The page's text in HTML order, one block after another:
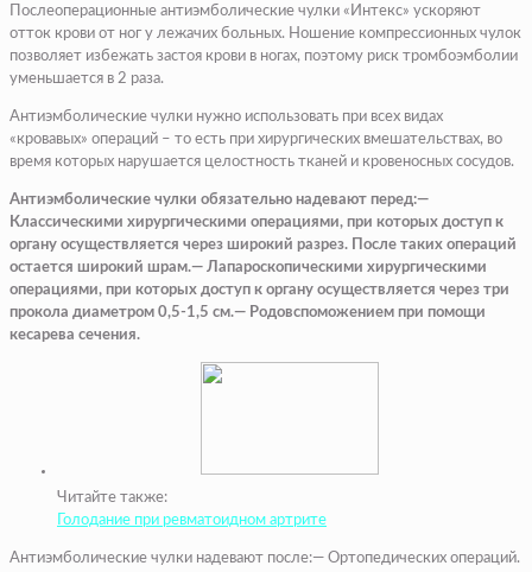
Послеоперационные антиэмболические чулки «Интекс» ускоряют
отток крови от ног у лежачих больных. Ношение компрессионных чулок
позволяет избежать застоя крови в ногах, поэтому риск тромбоэмболии
уменьшается в 2 раза.
Антиэмболические чулки нужно использовать при всех видах
«кровавых» операций – то есть при хирургических вмешательствах, во
время которых нарушается целостность тканей и кровеносных сосудов.
Антиэмболические чулки обязательно надевают перед:—
Классическими хирургическими операциями, при которых доступ к
органу осуществляется через широкий разрез. После таких операций
остается широкий шрам.— Лапароскопическими хирургическими
операциями, при которых доступ к органу осуществляется через три
прокола диаметром 0,5-1,5 см.— Родовспоможением при помощи
кесарева сечения.
Читайте также:
Голодание при ревматоидном артрите
Антиэмболические чулки надевают после:— Ортопедических операций.